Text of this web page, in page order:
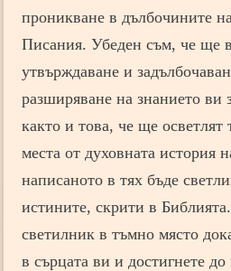
проникване в дълбочините
Писания. Убеден съм, че ще
утвърждаване и
разширяване на знанието ви
както и това, че ще
места от духовната история
написаното в тях бъде
истините, скрити в
светилник в тъмно място
в сърцата ви и достигнете